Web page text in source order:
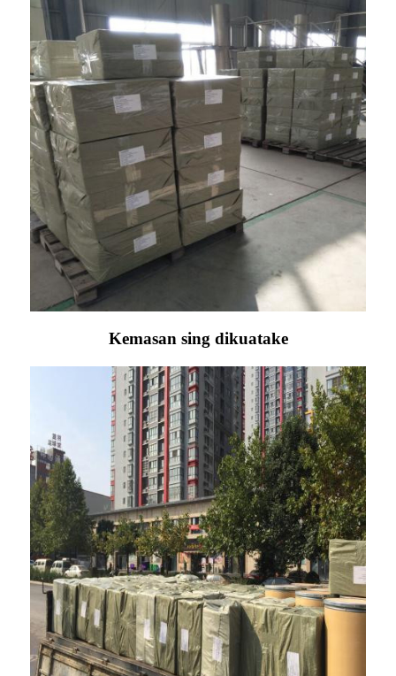
Kemasan sing dikuatake